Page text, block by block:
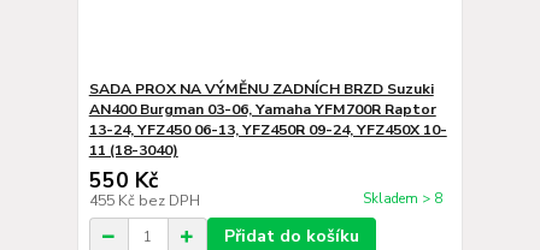
SADA PROX NA VÝMĚNU ZADNÍCH BRZD Suzuki
AN400 Burgman 03-06, Yamaha YFM700R Raptor
13-24, YFZ450 06-13, YFZ450R 09-24, YFZ450X 10-
11 (18-3040)
550 Kč
455 Kč bez DPH Skladem > 8
Přidat do košíku